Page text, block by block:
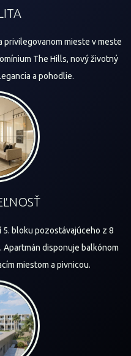
privilegovanom mieste v meste
The Hills, nový životný
a pohodlie.
5. bloku pozostávajúceho z 8
Apartmán disponuje balkónom
miestom a pivnicou.